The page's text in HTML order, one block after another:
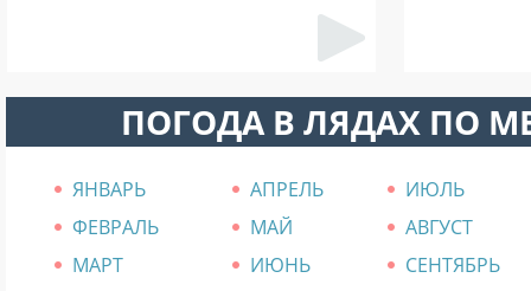
ПОГОДА В ЛЯДАХ ПО
ЯНВАРЬ АПРЕЛЬ
ИЮЛЬ
ФЕВРАЛЬ
МАЙ
АВГУСТ
МАРТ
ИЮНЬ СЕНТЯБРЬ